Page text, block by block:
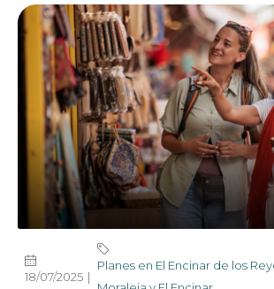
18/07/2025
Planes en El Encinar de los